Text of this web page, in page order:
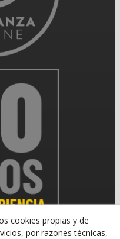
cookies propias y de
por razones técnicas,